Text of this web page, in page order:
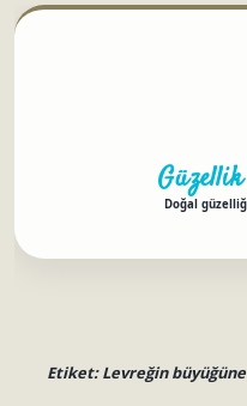
Doğal
Etiket:Levreğin